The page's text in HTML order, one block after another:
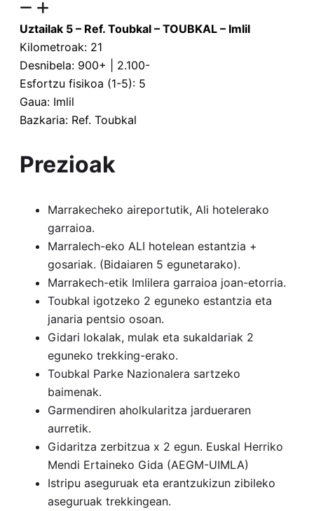
Uztailak 5 – Ref. Toubkal – TOUBKAL – Imlil
Kilometroak: 21
Desnibela: 900+ | 2.100-
Esfortzu fisikoa (1-5): 5
Gaua: Imlil
Bazkaria: Ref. Toubkal
Prezioak
Marrakecheko aireportutik, Ali hotelerako
garraioa.
Marralech-eko ALI hotelean estantzia +
gosariak. (Bidaiaren 5 egunetarako).
Marrakech-etik Imlilera garraioa joan-etorria.
Toubkal igotzeko 2 eguneko estantzia eta
janaria pentsio osoan.
Gidari lokalak, mulak eta sukaldariak 2
eguneko trekking-erako.
Toubkal Parke Nazionalera sartzeko
baimenak.
Garmendiren aholkularitza jardueraren
aurretik.
Gidaritza zerbitzua x 2 egun. Euskal Herriko
Mendi Ertaineko Gida (AEGM-UIMLA)
Istripu aseguruak eta erantzukizun zibileko
aseguruak trekkingean.